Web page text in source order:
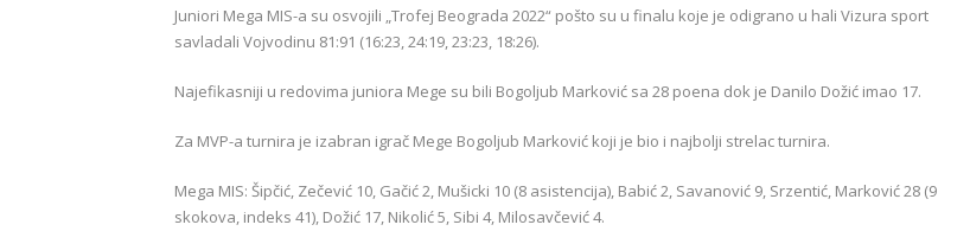
Juniori Mega MIS-a su osvojili „Trofej Beograda 2022“ pošto su u finalu koje je odigrano u hali Vizura sport
savladali Vojvodinu 81:91 (16:23, 24:19, 23:23, 18:26).
Najefikasniji u redovima juniora Mege su bili Bogoljub Marković sa 28 poena dok je Danilo Dožić imao 17.
Za MVP-a turnira je izabran igrač Mege Bogoljub Marković koji je bio i najbolji strelac turnira.
Mega MIS: Šipčić, Zečević 10, Gačić 2, Mušicki 10 (8 asistencija), Babić 2, Savanović 9, Srzentić, Marković 28 (9
skokova, indeks 41), Dožić 17, Nikolić 5, Sibi 4, Milosavčević 4.